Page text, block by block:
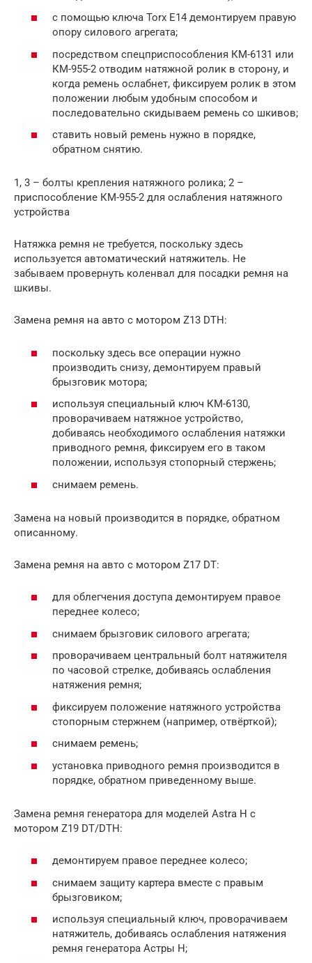
с помощью ключа Torx E14 демонтируем правую
опору силового агрегата;
посредством спецприспособления КМ-6131 или
КМ-955-2 отводим натяжной ролик в сторону, и
когда ремень ослабнет, фиксируем ролик в этом
положении любым удобным способом и
последовательно скидываем ремень со шкивов;
ставить новый ремень нужно в порядке,
обратном снятию.
1, 3 – болты крепления натяжного ролика; 2 –
приспособление КМ-955-2 для ослабления натяжного
устройства
Натяжка ремня не требуется, поскольку здесь
используется автоматический натяжитель. Не
забываем провернуть коленвал для посадки ремня на
шкивы.
Замена ремня на авто с мотором Z13 DTH:
поскольку здесь все операции нужно
производить снизу, демонтируем правый
брызговик мотора;
используя специальный ключ КМ-6130,
проворачиваем натяжное устройство,
добиваясь необходимого ослабления натяжки
приводного ремня, фиксируем его в таком
положении, используя стопорный стержень;
снимаем ремень.
Замена на новый производится в порядке, обратном
описанному.
Замена ремня на авто с мотором Z17 DT:
для облегчения доступа демонтируем правое
переднее колесо;
снимаем брызговик силового агрегата;
проворачиваем центральный болт натяжителя
по часовой стрелке, добиваясь ослабления
натяжения ремня;
фиксируем положение натяжного устройства
стопорным стержнем (например, отвёрткой);
снимаем ремень;
установка приводного ремня производится в
порядке, обратном приведенному выше.
Замена ремня генератора для моделей Astra H с
мотором Z19 DT/DTH:
демонтируем правое переднее колесо;
снимаем защиту картера вместе с правым
брызговиком;
используя специальный ключ, проворачиваем
натяжитель, добиваясь ослабления натяжения
ремня генератора Астры Н;